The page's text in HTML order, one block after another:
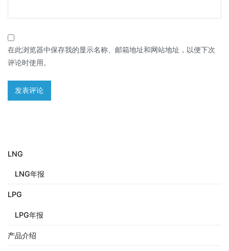
在此浏览器中保存我的显示名称、邮箱地址和网站地址，以便下次
评论时使用。
LNG
LNG年报
LPG
LPG年报
产品介绍